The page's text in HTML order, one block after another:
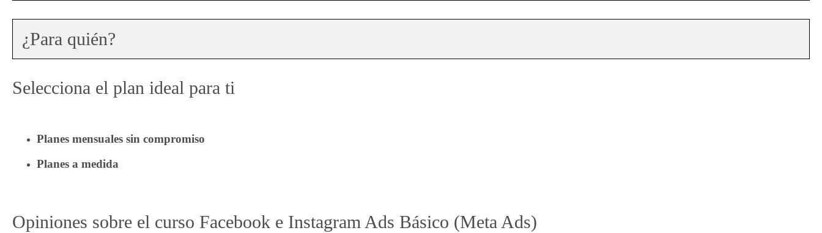
¿Para quién?
Selecciona el plan ideal para ti
Planes mensuales sin compromiso
Planes a medida
Opiniones sobre el curso Facebook e Instagram Ads Básico (Meta Ads)